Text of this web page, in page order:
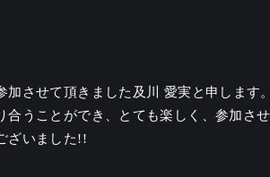
加させて頂きました及川 愛実と申します
合うことができ、とても楽しく、参加さ
ざいました!!